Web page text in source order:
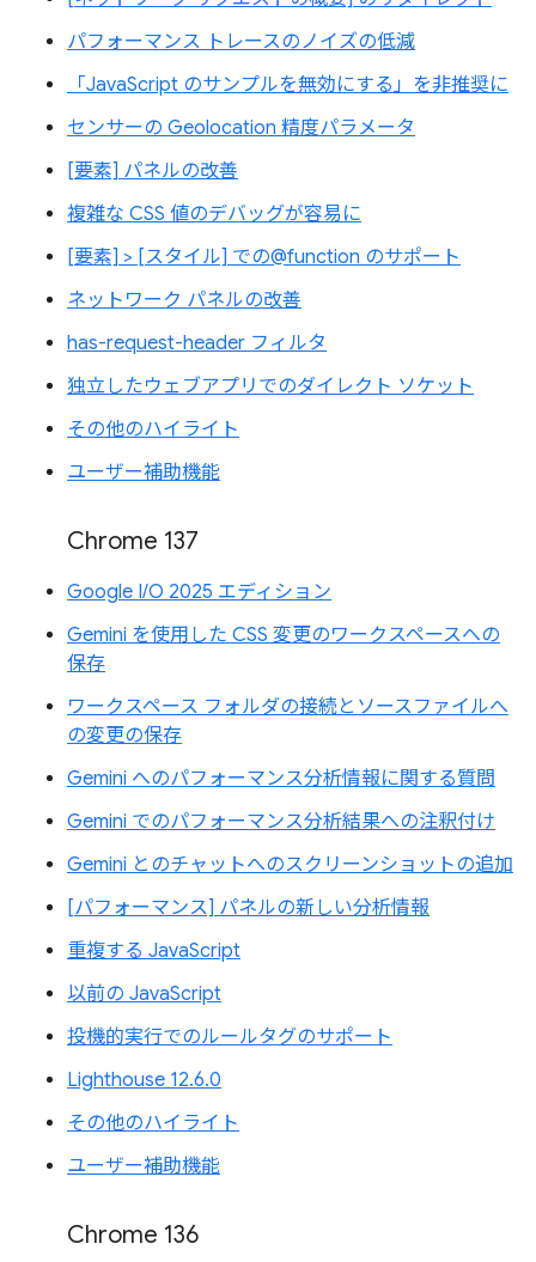
パフォーマンス トレースのノイズの低減
「JavaScript のサンプルを無効にする」を非推奨に
センサーの Geolocation 精度パラメータ
[要素] パネルの改善
複雑な CSS 値のデバッグが容易に
[要素] > [スタイル] での@function のサポート
ネットワーク パネルの改善
has-request-header フィルタ
独立したウェブアプリでのダイレクト ソケット
その他のハイライト
ユーザー補助機能
Chrome 137
Google I/O 2025 エディション
Gemini を使用した CSS 変更のワークスペースへの
保存
ワークスペース フォルダの接続とソースファイルへ
の変更の保存
Gemini へのパフォーマンス分析情報に関する質問
Gemini でのパフォーマンス分析結果への注釈付け
Gemini とのチャットへのスクリーンショットの追加
[パフォーマンス] パネルの新しい分析情報
重複する JavaScript
以前の JavaScript
投機的実行でのルールタグのサポート
Lighthouse 12.6.0
その他のハイライト
ユーザー補助機能
Chrome 136